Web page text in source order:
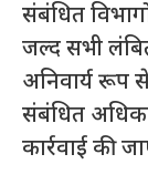
संबंधित
जल्द सभी
अनिवार्य रूप
संबंधित
कार्रवाई की